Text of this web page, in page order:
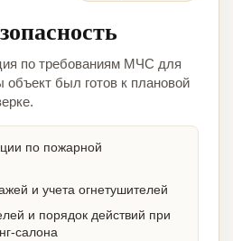
по требованиям МЧС для
объект был готов к плановой
по пожарной
и учета огнетушителей
и порядок действий при
салона